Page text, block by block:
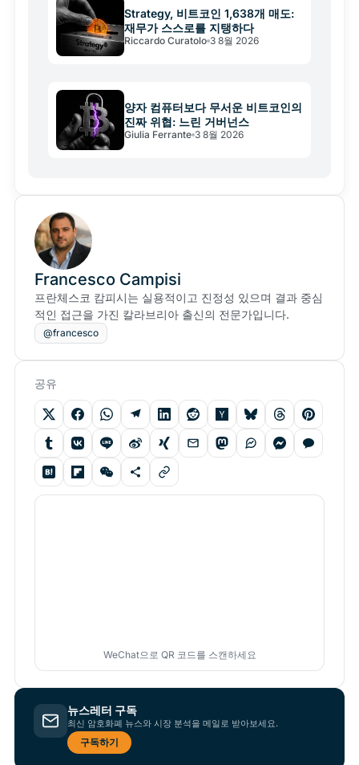
Strategy, 비트코인 1,638개 매도:
재무가 스스로를 지탱하다
Riccardo Curatolo 3 8월 2026
양자 컴퓨터보다 무서운 비트코인의
진짜 위협: 느린 거버넌스
Giulia Ferrante 3 8월 2026
Francesco Campisi
프란체스코 캄피시는 실용적이고 진정성 있으며 결과 중심
적인 접근을 가진 칼라브리아 출신의 전문가입니다.
@francesco
공유
WeChat으로 QR 코드를 스캔하세요
뉴스레터 구독
최신 암호화폐 뉴스와 시장 분석을 메일로 받아보세요.
구독하기